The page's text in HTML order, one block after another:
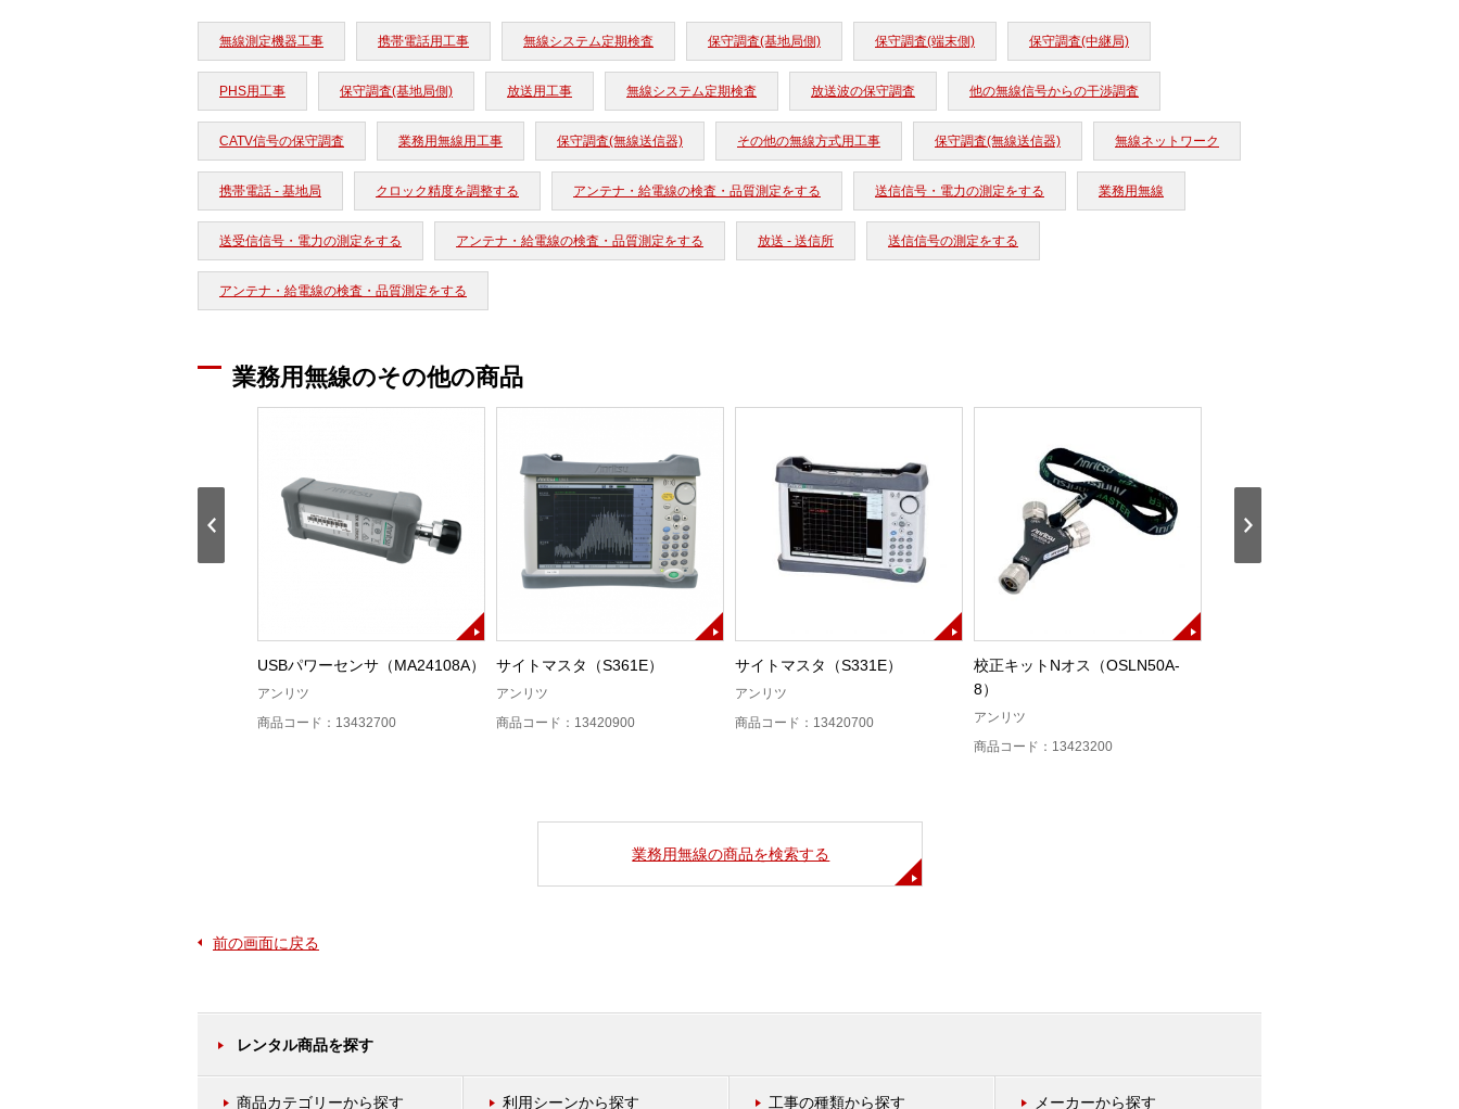
無線測定機器工事 携帯電話用工事 無線システム定期検査 保守調査(基地局側) 保守調査(端末側) 保守調査(中継局)
PHS用工事 保守調査(基地局側) 放送用工事 無線システム定期検査 放送波の保守調査 他の無線信号からの干渉調査
CATV信号の保守調査 業務用無線用工事 保守調査(無線送信器) その他の無線方式用工事 保守調査(無線送信器) 無線ネットワーク
携帯電話 - 基地局 クロック精度を調整する アンテナ・給電線の検査・品質測定をする 送信信号・電力の測定をする 業務用無線
送受信信号・電力の測定をする アンテナ・給電線の検査・品質測定をする 放送 - 送信所 送信信号の測定をする
アンテナ・給電線の検査・品質測定をする
業務用無線のその他の商品
USBパワーセンサ（MA24108A）
アンリツ
商品コード：13432700
サイトマスタ（S361E）
アンリツ
商品コード：13420900
サイトマスタ（S331E）
アンリツ
商品コード：13420700
校正キットNオス（OSLN50A-
8）
アンリツ
商品コード：13423200
業務用無線の商品を検索する
前の画面に戻る
レンタル商品を探す
商品カテゴリーから探す 利用シーンから探す 工事の種類から探す メーカーから探す